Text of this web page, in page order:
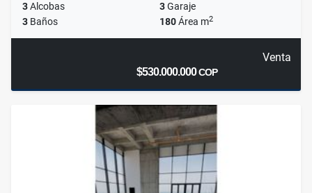
3Alcobas 3Garaje
3 Baños 180Área m2
Venta
$530.000.000COP